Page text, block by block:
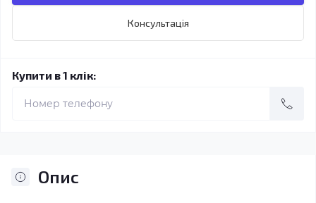
Консультація
Купити в 1 клік:
Опис